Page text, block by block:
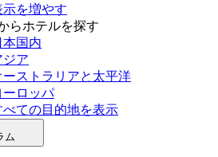
示を増やす
らホテルを探す
本国内
ジア
ーストラリアと太平洋
ーロッパ
べての目的地を表示
ム